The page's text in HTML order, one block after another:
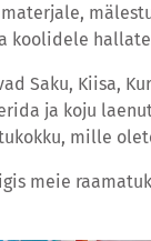
koolidele
Saku, Kiisa,
ja koju
mille
meie